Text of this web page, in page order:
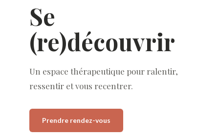
Se
(re)découvrir
Un espace thérapeutique pour ralentir,
ressentir et vous recentrer.
Prendre rendez-vous